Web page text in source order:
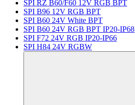
SPI RZ B60/F60 12V RGB BPT
SPI B96 12V RGB BPT
SPI B60 24V White BPT
SPI B60 24V RGB BPT IP20-IP68
SPI F72 24V RGB IP20-IP66
SPI H84 24V RGBW